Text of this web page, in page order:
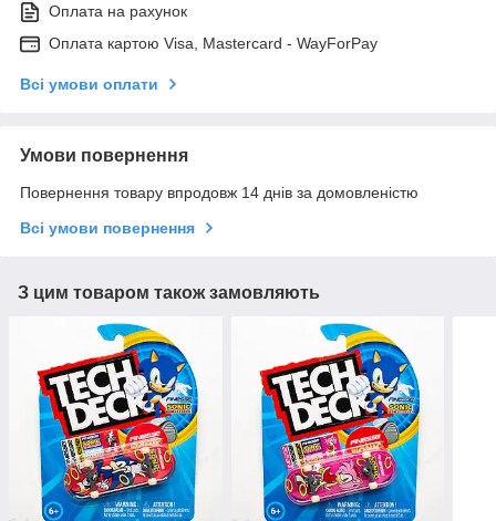
Оплата на рахунок
Оплата картою Visa, Mastercard - WayForPay
Всі умови оплати
Умови повернення
Повернення товару впродовж 14 днів за домовленістю
Всі умови повернення
З цим товаром також замовляють